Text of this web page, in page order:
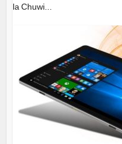
la Chuwi...